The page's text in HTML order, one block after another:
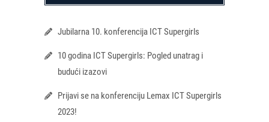
Jubilarna 10. konferencija ICT Supergirls
10 godina ICT Supergirls: Pogled unatrag i
budući izazovi
Prijavi se na konferenciju Lemax ICT Supergirls
2023!